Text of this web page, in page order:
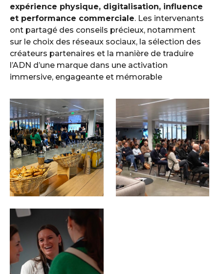
expérience physique, digitalisation, influence
et performance commerciale. Les intervenants
ont partagé des conseils précieux, notamment
sur le choix des réseaux sociaux, la sélection des
créateurs partenaires et la manière de traduire
l’ADN d’une marque dans une activation
immersive, engageante et mémorable